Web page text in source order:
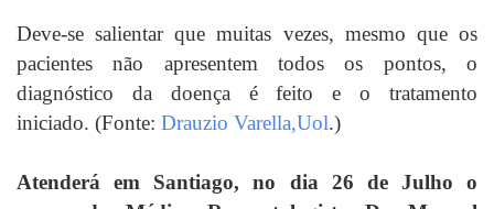
Deve-se salientar que muitas vezes, mesmo que os
pacientes não apresentem todos os pontos, o
diagnóstico da doença é feito e o tratamento
iniciado. (Fonte: Drauzio Varella,Uol.)
Atenderá em Santiago, no dia 26 de Julho o